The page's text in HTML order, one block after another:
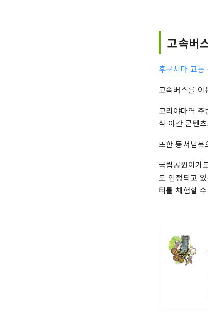
고속버
후쿠시마 교
고속버스를
고리야마역
식 야간 콘텐
또한 동서남북
국립공원이기
도 인정되고
티를 체험할